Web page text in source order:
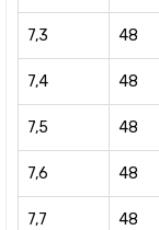
7,3 48
7,4 48
7,5 48
7,6 48
7,7 48